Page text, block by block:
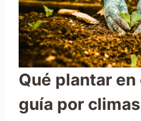
Qué plantar
guía por